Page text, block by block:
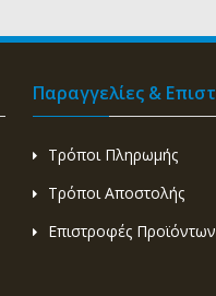
Παραγγελίες &
Τρόποι Πληρωμής
Τρόποι Αποστολής
Επιστροφές Προϊόντων